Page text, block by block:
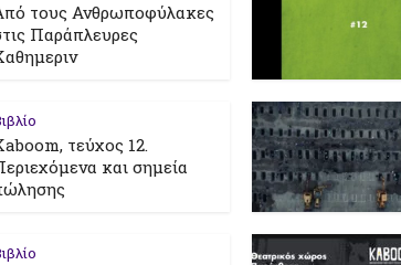
τους Ανθρωποφύλακες
Παράπλευρες
τεύχος 12.
και σημεία